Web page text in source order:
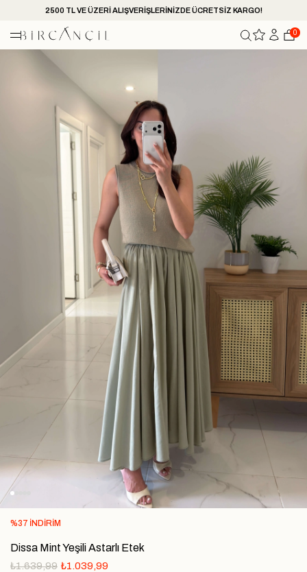
2500 TL VE ÜZERİ ALIŞVERİŞLERİNİZDE ÜCRETSİZ KARGO!
0
%37 İNDIRIM
Dissa Mint Yeşili Astarlı Etek
₺1.639,99 ₺1.039,99